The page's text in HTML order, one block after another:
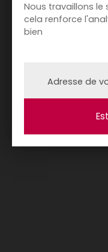
Nous travaillons le
cela renforce
bien
Adresse de